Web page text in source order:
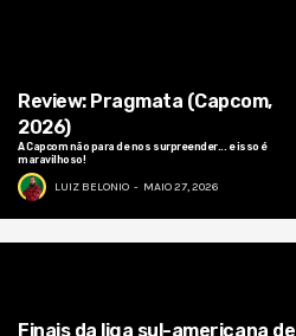
Review: Pragmata (Capcom,
2026)
A Capcom não para de nos surpreender... e isso é
maravilhoso!
LUIZ BELONIO MAIO 27, 2026
Finais da liga sul-americana de